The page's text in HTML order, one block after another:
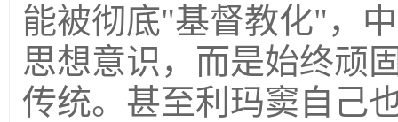
能被彻底"基督教化"，
思想意识，而是始终顽
传统。甚至利玛窦自己